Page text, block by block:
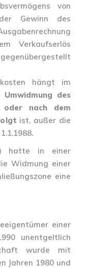
von
Gewinn des
Verkaufserlös
hängt im
Umwidmung des
oder nach dem
ist, außer die
hatte in einer
Widmung einer
eine
einer
unentgeltlich
wurde mit
Jahren 1980 und